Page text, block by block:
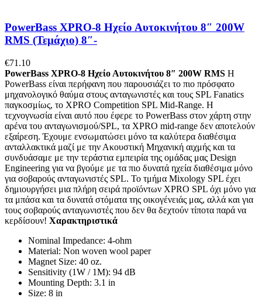
PowerBass XPRO-8 Ηχείο Αυτοκινήτου 8″ 200W
RMS (Τεμάχιο) 8″-
€71.10
PowerBass XPRO-8 Ηχείο Αυτοκινήτου 8″ 200W RMS Η
PowerBass είναι περήφανη που παρουσιάζει το πιο πρόσφατο
μηχανολογικό θαύμα στους ανταγωνιστές και τους SPL Fanatics
παγκοσμίως, το XPRO Competition SPL Mid-Range. Η
τεχνογνωσία είναι αυτό που έφερε το PowerBass στον χάρτη στην
αρένα του ανταγωνισμού/SPL, τα XPRO mid-range δεν αποτελούν
εξαίρεση. Έχουμε ενσωματώσει μόνο τα καλύτερα διαθέσιμα
ανταλλακτικά μαζί με την Ακουστική Μηχανική αιχμής και τα
συνδυάσαμε με την τεράστια εμπειρία της ομάδας μας Design
Engineering για να βγούμε με τα πιο δυνατά ηχεία διαθέσιμα μόνο
για σοβαρούς ανταγωνιστές SPL. Το τμήμα Mixology SPL έχει
δημιουργήσει μια πλήρη σειρά προϊόντων XPRO SPL όχι μόνο για
τα μπάσα και τα δυνατά στόματα της οικογένειάς μας, αλλά και για
τους σοβαρούς ανταγωνιστές που δεν θα δεχτούν τίποτα παρά να
κερδίσουν! Χαρακτηριστικά
Nominal Impedance: 4-ohm
Material: Non woven wool paper
Magnet Size: 40 oz.
Sensitivity (1W / 1M): 94 dB
Mounting Depth: 3.1 in
Size: 8 in